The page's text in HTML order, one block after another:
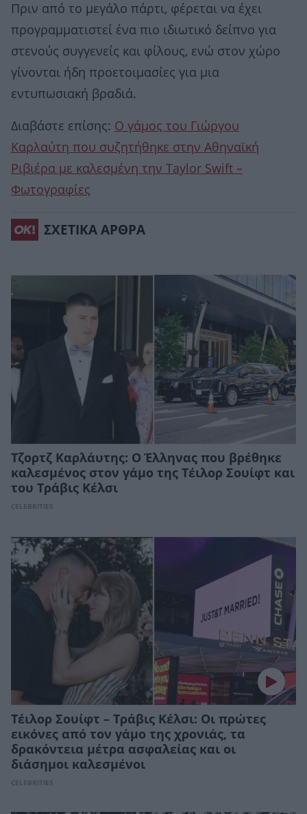
Πριν από το μεγάλο πάρτι, φέρεται να έχει
προγραμματιστεί ένα πιο ιδιωτικό δείπνο για
στενούς συγγενείς και φίλους, ενώ στον χώρο
γίνονται ήδη προετοιμασίες για μια
εντυπωσιακή βραδιά.
Διαβάστε επίσης: Ο γάμος του Γιώργου
Καρλαύτη που συζητήθηκε στην Αθηναϊκή
Ριβιέρα με καλεσμένη την Taylor Swift –
Φωτογραφίες
ΣΧΕΤΙΚΑ ΑΡΘΡΑ
Τζορτζ Καρλάυτης: Ο Έλληνας που βρέθηκε
καλεσμένος στον γάμο της Τέιλορ Σουίφτ και
του Τράβις Κέλσι
CELEBRITIES
Τέιλορ Σουίφτ – Τράβις Κέλσι: Οι πρώτες
εικόνες από τον γάμο της χρονιάς, τα
δρακόντεια μέτρα ασφαλείας και οι
διάσημοι καλεσμένοι
CELEBRITIES